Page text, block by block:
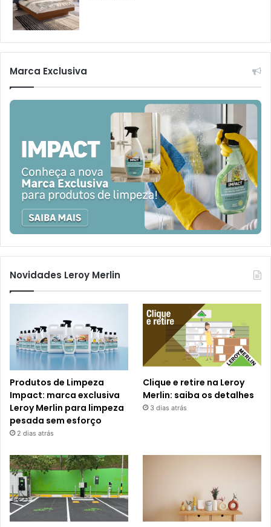
Marca Exclusiva
Novidades Leroy Merlin
Produtos de Limpeza
Impact: marca exclusiva
Leroy Merlin para limpeza
pesada sem esforço
2 dias atrás
Clique e retire na Leroy
Merlin: saiba os detalhes
3 dias atrás